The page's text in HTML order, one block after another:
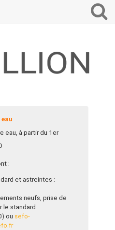
Que
voulez-
eau, à partir du 1er
:
et astreintes :
neufs, prise de
le standard
ou sefo-